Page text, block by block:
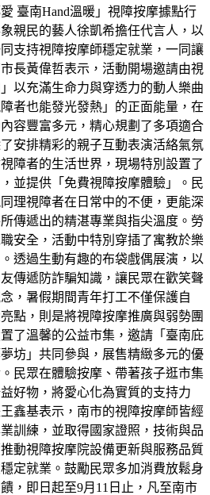
臺南Hand溫暖」視障按摩據點行
親民的藝人徐凱希擔任代言人，以
支持視障按摩師穩定就業，一同讓
長黃偉哲表示，活動開場邀請由視
以充滿生命力與穿透力的動人樂曲
者也能發光發熱」的正面能量，在
容豐富多元，精心規劃了多項適合
安排精彩的親子互動表演活絡氣氛
障者的生活世界，現場特別設置了
並提供「免費視障按摩體驗」。民
理視障者在日常中的不便，更能深
傳遞出的精湛專業與指尖溫度。勞
安全，活動中特別穿插了寓教於樂
透過生動有趣的布袋戲偶展演，以
傳遞防詐騙知識，讓民眾在歡笑聲
，暑假期間青年打工不僅保護自
點，則是將視障按摩推廣與弱勢團
了溫馨的公益市集，邀請「臺南庇
坊」共同參與，展售精緻多元的優
民眾在體驗按摩、帶著孩子逛市集
好物，將愛心化為實質的支持力
鑫基表示，南市的視障按摩師皆經
訓練，並取得國家證照，技術與品
動視障按摩院設備更新與服務品質
定就業。鼓勵民眾多加消費放鬆身
，即日起至9月11日止，凡至南市